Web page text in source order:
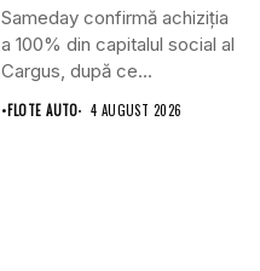
Sameday confirmă achiziția
a 100% din capitalul social al
Cargus, după ce...
•FLOTE AUTO 4 AUGUST 2026